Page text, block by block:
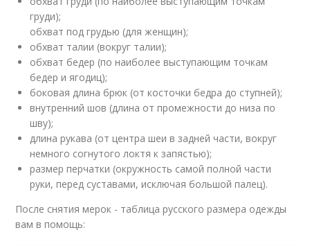
груди);
обхват под грудью (для женщин);
обхват талии (вокруг талии);
обхват бедер (по наиболее выступающим точкам
бедер и ягодиц);
боковая длина брюк (от косточки бедра до ступней);
внутренний шов (длина от промежности до низа по
шву);
длина рукава (от центра шеи в задней части, вокруг
немного согнутого локтя к запястью);
размер перчатки (окружность самой полной части
руки, перед суставами, исключая большой палец).
После снятия мерок - таблица русского размера одежды
вам в помощь: